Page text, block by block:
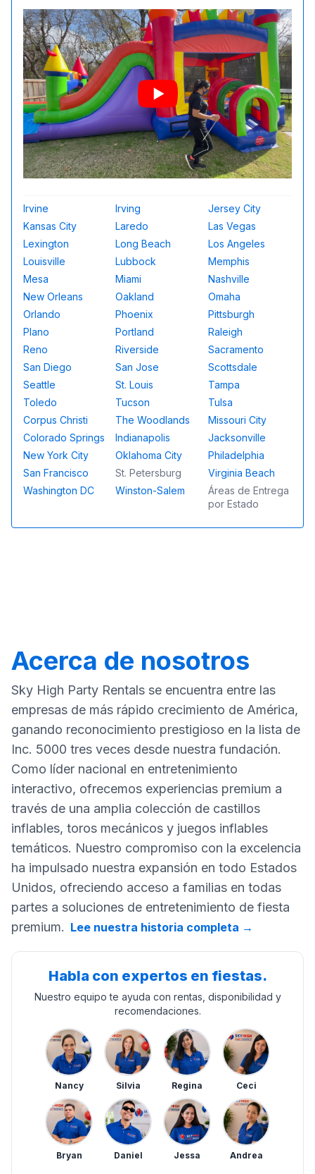
Irvine Irving
Jersey City
Kansas City
Laredo
Las Vegas
Lexington
Long Beach
Los Angeles
Louisville
Lubbock
Memphis
Mesa
Miami
Nashville
New Orleans
Oakland
Omaha
Orlando
Phoenix
Pittsburgh
Plano
Portland
Raleigh
Reno
Riverside
Sacramento
San Diego
San Jose
Scottsdale
Seattle
St. Louis
Tampa
Toledo
Tucson
Tulsa
Corpus Christi
The Woodlands
Missouri City
Colorado Springs
Indianapolis
Jacksonville
New York City
Oklahoma City
Philadelphia
San Francisco
St. Petersburg
Virginia Beach
Washington DC
Winston-Salem
Áreas de Entrega
por Estado
Acerca de nosotros
Sky High Party Rentals se encuentra entre las
empresas de más rápido crecimiento de América,
ganando reconocimiento prestigioso en la lista de
Inc. 5000 tres veces desde nuestra fundación.
Como líder nacional en entretenimiento
interactivo, ofrecemos experiencias premium a
través de una amplia colección de castillos
inflables, toros mecánicos y juegos inflables
temáticos. Nuestro compromiso con la excelencia
ha impulsado nuestra expansión en todo Estados
Unidos, ofreciendo acceso a familias en todas
partes a soluciones de entretenimiento de fiesta
premium. Lee nuestra historia completa →
Habla con expertos en fiestas.
Nuestro equipo te ayuda con rentas, disponibilidad y
recomendaciones.
Nancy Silvia Regina Ceci
Bryan Daniel Jessa Andrea